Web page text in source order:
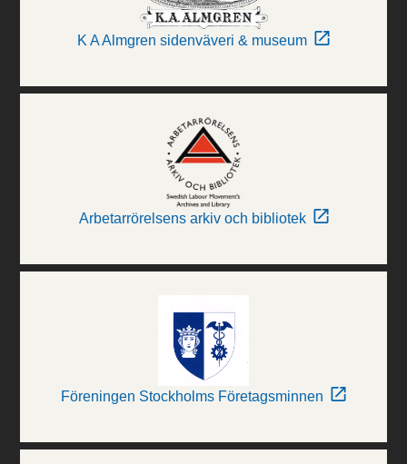
K A Almgren sidenväveri & museum
Arbetarrörelsens arkiv och bibliotek
Föreningen Stockholms Företagsminnen